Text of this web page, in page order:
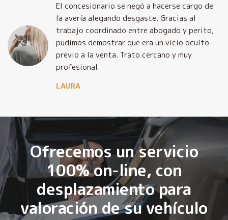
El concesionario se negó a hacerse cargo de
la avería alegando desgaste. Gracias al
trabajo coordinado entre abogado y perito,
pudimos demostrar que era un vicio oculto
previo a la venta. Trato cercano y muy
profesional.
LAURA
Ofrecemos un servicio
100% on-line, con
desplazamiento para
valoración de su vehículo